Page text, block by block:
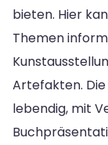
bieten. Hier
Themen
Artefakten.
lebendig, mit